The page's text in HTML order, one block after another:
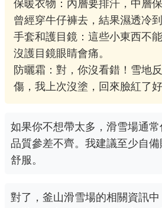
保暖衣物：內層要排汗，中層
曾經穿牛仔褲去，結果濕透冷到
手套和護目鏡：這些小東西不
沒護目鏡眼睛會痛。
防曬霜：對，你沒看錯！雪地
傷，我上次沒塗，回來臉紅了好
如果你不想帶太多，滑雪場通
品質參差不齊。我建議至少自
舒服。
對了，釜山滑雪場的相關資訊